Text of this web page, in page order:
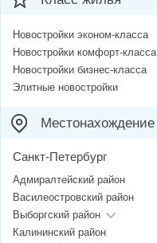
Новостройки эконом-класса
Новостройки комфорт-класса
Новостройки бизнес-класса
Элитные новостройки
Местонахождение
Санкт-Петербург
Адмиралтейский район
Василеостровский район
Выборгский район
Калининский район